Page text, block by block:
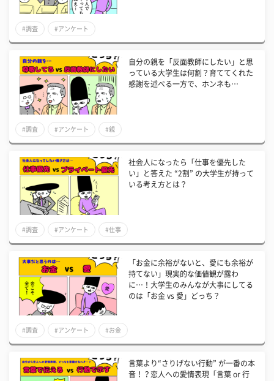
#調査 #アンケート
自分の親を「反面教師にしたい」と思
っている大学生は何割？育ててくれた
感謝を述べる一方で、ホンネも…
#調査 #アンケート #親
社会人になったら「仕事を優先した
い」と答えた “2割” の大学生が持って
いる考え方とは？
#調査 #アンケート #仕事
「お金に余裕がないと、愛にも余裕が
持てない」現実的な価値観が露わ
に…！大学生のみんなが大事にしてる
のは「お金 vs 愛」どっち？
#調査 #アンケート #お金
言葉より“さりげない行動” が一番の本
音！？恋人への愛情表現「言葉 or 行